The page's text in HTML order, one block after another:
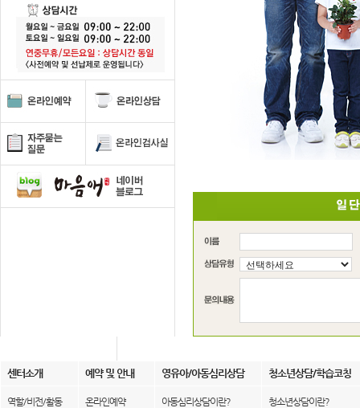
센터소개 예약 및 안내 영유아/아동심리상담 청소년상담/학습코칭
역할/비전/활동
온라인예약
아동심리상담이란?
청소년상담이란?